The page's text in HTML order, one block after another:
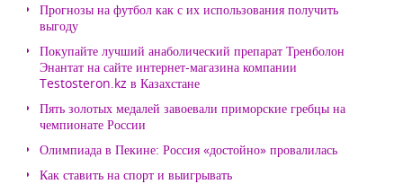
Прогнозы на футбол как с их использования получить
выгоду
Покупайте лучший анаболический препарат Тренболон
Энантат на сайте интернет-магазина компании
Testosteron.kz в Казахстане
Пять золотых медалей завоевали приморские гребцы на
чемпионате России
Олимпиада в Пекине: Россия «достойно» провалилась
Как ставить на спорт и выигрывать